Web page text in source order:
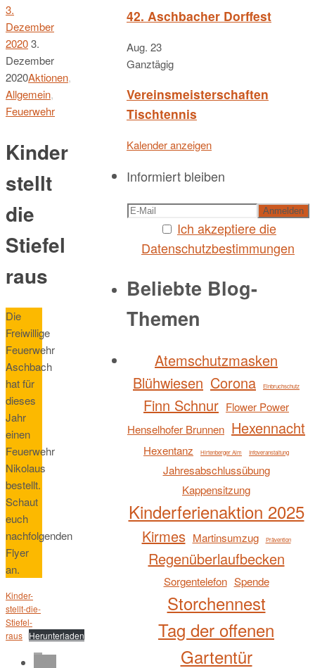
3.
Dezember
20203.
Dezember
2020Aktionen,
Allgemein,
Feuerwehr
Kinder
stellt
die
Stiefel
raus
Die
Freiwillige
Feuerwehr
Aschbach
hat für
dieses
Jahr
einen
Feuerwehr
Nikolaus
bestellt.
Schaut
euch
nachfolgenden
Flyer
an.
Kinder-
stellt-die-
Stiefel-
raus Herunterladen
42. Aschbacher Dorffest
Aug. 23
Ganztägig
Vereinsmeisterschaften
Tischtennis
Kalender anzeigen
Informiert bleiben
Ich akzeptiere die
Datenschutzbestimmungen
Beliebte Blog-
Themen
Atemschutzmasken
Blühwiesen Corona Einbruchschutz
Finn Schnur Flower Power
Henselhofer Brunnen Hexennacht
Hexentanz Hirtenberger Alm Infoveranstaltung
Jahresabschlussübung
Kappensitzung
Kinderferienaktion 2025
Kirmes Martinsumzug Prävention
Regenüberlaufbecken
Sorgentelefon Spende
Storchennest
Tag der offenen
Gartentür